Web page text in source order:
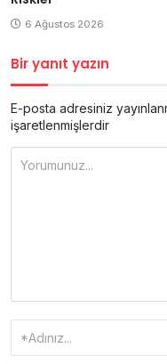
6 Ağustos 2026
Bir yanıt yazın
E-posta adresiniz
işaretlenmişlerdir